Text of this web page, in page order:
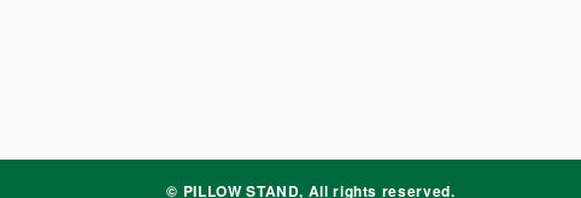
© PILLOW STAND, All rights reserved.